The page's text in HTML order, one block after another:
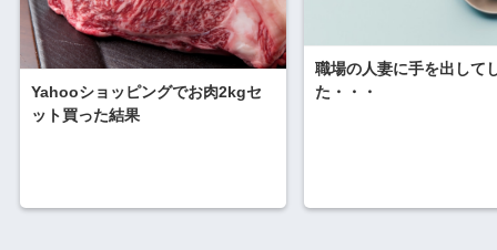
Yahooショッピングでお肉2kgセ
ット買った結果
職場の人妻に手を出して
た・・・